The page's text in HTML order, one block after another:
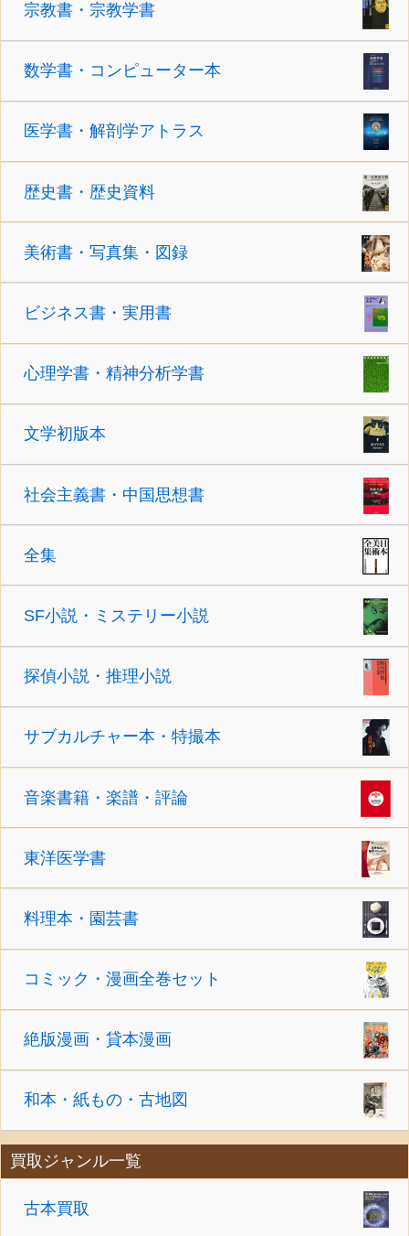
宗教書・宗教学書
数学書・コンピューター本
医学書・解剖学アトラス
歴史書・歴史資料
美術書・写真集・図録
ビジネス書・実用書
心理学書・精神分析学書
文学初版本
社会主義書・中国思想書
全集
SF小説・ミステリー小説
探偵小説・推理小説
サブカルチャー本・特撮本
音楽書籍・楽譜・評論
東洋医学書
料理本・園芸書
コミック・漫画全巻セット
絶版漫画・貸本漫画
和本・紙もの・古地図
買取ジャンル一覧
古本買取